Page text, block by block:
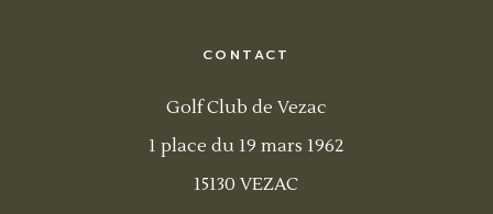
CONTACT
Golf Club de Vezac
1 place du 19 mars 1962
15130 VEZAC